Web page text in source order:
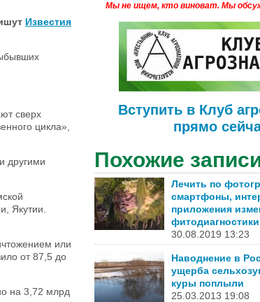
Известия
сверх
цикла»,
другими
Якутии.
или
от 87,5 до
на 3,72 млрд
Мы не ищем, кто виноват. Мы
Вступить в Клуб
прямо
Похожие
Лечить по
смартфоны,
приложения
30.08.2019 13:23
Наводнение в
ущерба
куры поплыли
25.03.2013 19:08